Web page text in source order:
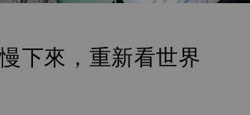
慢下來，重新看世界